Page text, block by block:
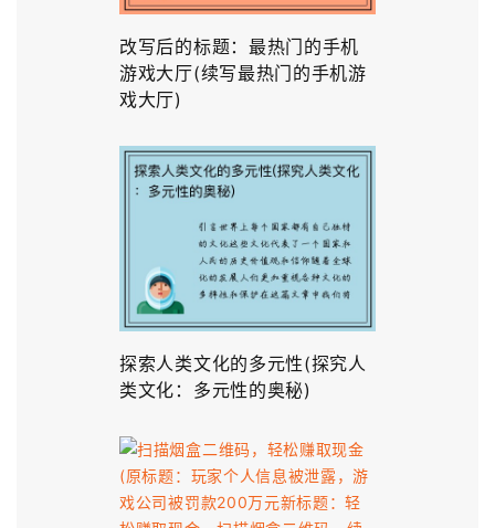
改写后的标题：最热门的手机
游戏大厅(续写最热门的手机游
戏大厅)
探索人类文化的多元性(探究人
类文化：多元性的奥秘)